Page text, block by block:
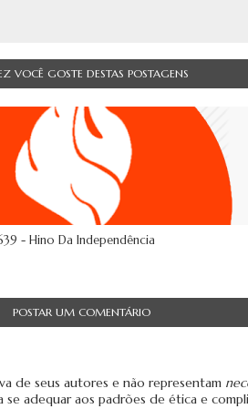
VOCÊ GOSTE DESTAS POSTAGENS
- Hino Da Independência
POSTAR UM COMENTÁRIO
de seus autores e não representam
se adequar aos padrões de ética e